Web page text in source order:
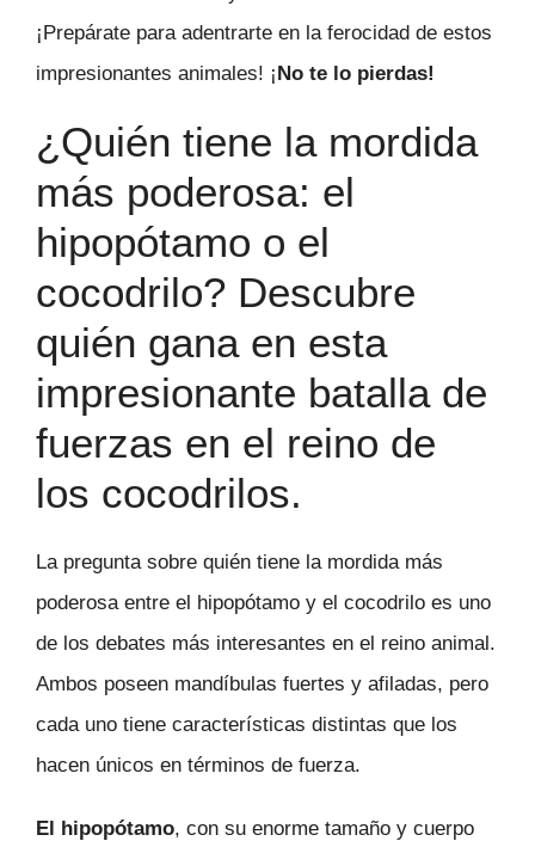
¡Prepárate para adentrarte en la ferocidad de estos
impresionantes animales! ¡ No te lo pierdas!
¿Quién tiene la mordida
más poderosa: el
hipopótamo o el
cocodrilo? Descubre
quién gana en esta
impresionante batalla de
fuerzas en el reino de
los cocodrilos.
La pregunta sobre quién tiene la mordida más
poderosa entre el hipopótamo y el cocodrilo es uno
de los debates más interesantes en el reino animal.
Ambos poseen mandíbulas fuertes y afiladas, pero
cada uno tiene características distintas que los
hacen únicos en términos de fuerza.
El hipopótamo, con su enorme tamaño y cuerpo